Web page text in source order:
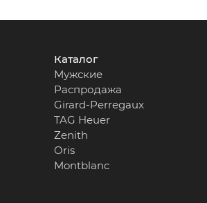
Каталог
Мужские
Распродажа
Girard-Perregaux
TAG Heuer
Zenith
Oris
Montblanc